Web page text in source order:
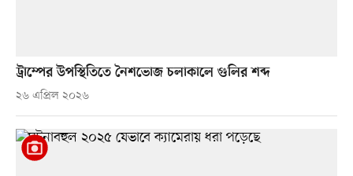
ট্রাম্পের উপস্থিতিতে নৈশভোজ চলাকালে গুলির শব্দ
২৬ এপ্রিল ২০২৬